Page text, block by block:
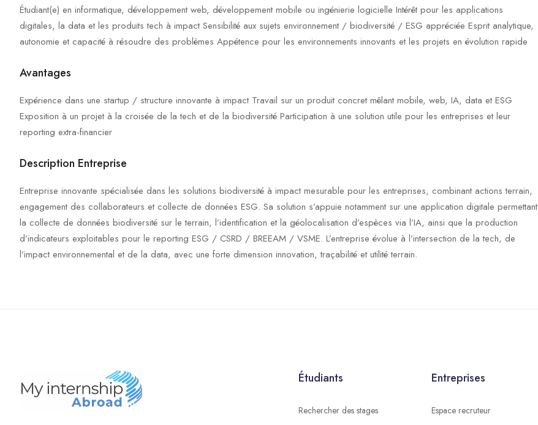
Étudiant(e) en informatique, développement web, développement mobile ou ingénierie logicielle Intérêt pour les applications
digitales, la data et les produits tech à impact Sensibilité aux sujets environnement / biodiversité / ESG appréciée Esprit analytique,
autonomie et capacité à résoudre des problèmes Appétence pour les environnements innovants et les projets en évolution rapide
Avantages
Expérience dans une startup / structure innovante à impact Travail sur un produit concret mêlant mobile, web, IA, data et ESG
Exposition à un projet à la croisée de la tech et de la biodiversité Participation à une solution utile pour les entreprises et leur
reporting extra-financier
Description Entreprise
Entreprise innovante spécialisée dans les solutions biodiversité à impact mesurable pour les entreprises, combinant actions terrain,
engagement des collaborateurs et collecte de données ESG. Sa solution s’appuie notamment sur une application digitale permettant
la collecte de données biodiversité sur le terrain, l’identification et la géolocalisation d’espèces via l’IA, ainsi que la production
d’indicateurs exploitables pour le reporting ESG / CSRD / BREEAM / VSME. L’entreprise évolue à l’intersection de la tech, de
l’impact environnemental et de la data, avec une forte dimension innovation, traçabilité et utilité terrain.
Étudiants
Rechercher des stages
Entreprises
Espace recruteur